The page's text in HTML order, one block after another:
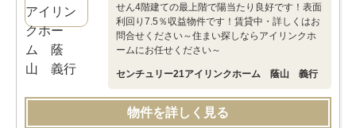
せん4階建ての最上階で陽当たり良好です！表面
利回り7.5％収益物件です！賃貸中・詳しくはお
問合せください～住まい探しならアイリンクホ
ームにお任せください～
センチュリー21アイリンクホーム 蔭山 義行
物件を詳しく見る